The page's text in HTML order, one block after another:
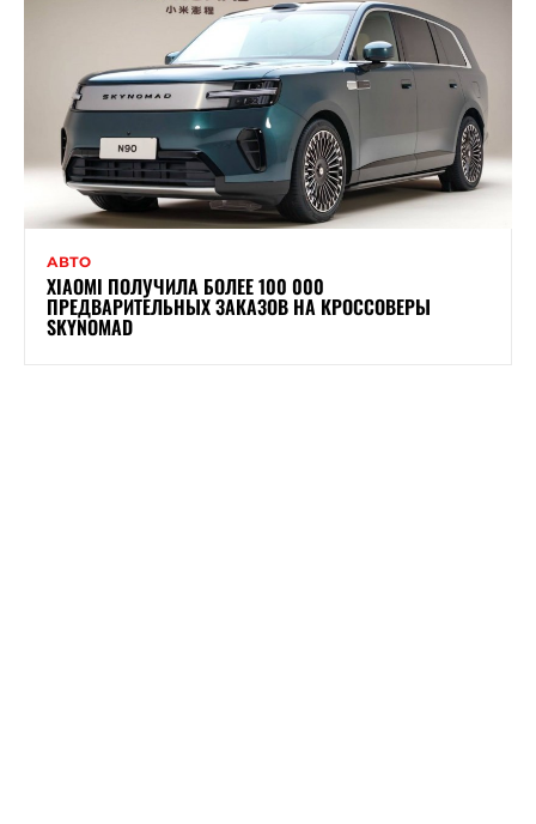
АВТО
XIAOMI ПОЛУЧИЛА БОЛЕЕ 100 000
ПРЕДВАРИТЕЛЬНЫХ ЗАКАЗОВ НА КРОССОВЕРЫ
SKYNOMAD